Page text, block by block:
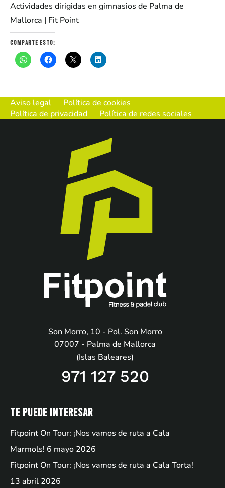
Actividades dirigidas en gimnasios de Palma de
Mallorca | Fit Point
Comparte esto:
Aviso legal
Política de cookies
Política de privacidad
Política de redes sociales
Son Morro, 10 - Pol. Son Morro
07007 - Palma de Mallorca
(Islas Baleares)
971 127 520
Te puede interesar
Fitpoint On Tour: ¡Nos vamos de ruta a Cala
Marmols! 6 mayo 2026
Fitpoint On Tour: ¡Nos vamos de ruta a Cala Torta!
13 abril 2026